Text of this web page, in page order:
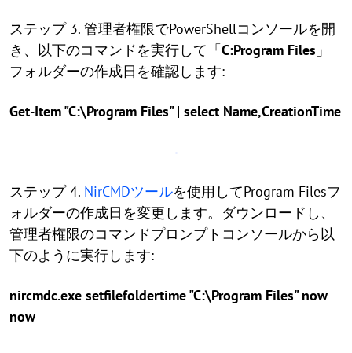
ステップ 3. 管理者権限でPowerShellコンソールを開
き、以下のコマンドを実行して「C:Program Files 」
フォルダーの作成日を確認します:
Get-Item "C:\Program Files" | select Name,CreationTime
ステップ 4. NirCMDツールを使用してProgram Filesフ
ォルダーの作成日を変更します。ダウンロードし、
管理者権限のコマンドプロンプトコンソールから以
下のように実行します:
nircmdc.exe setfilefoldertime "C:\Program Files" now
now